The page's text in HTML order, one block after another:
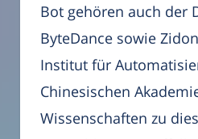
Bot gehören auch der
ByteDance sowie
Institut für
Chinesischen
Wissenschaften zu